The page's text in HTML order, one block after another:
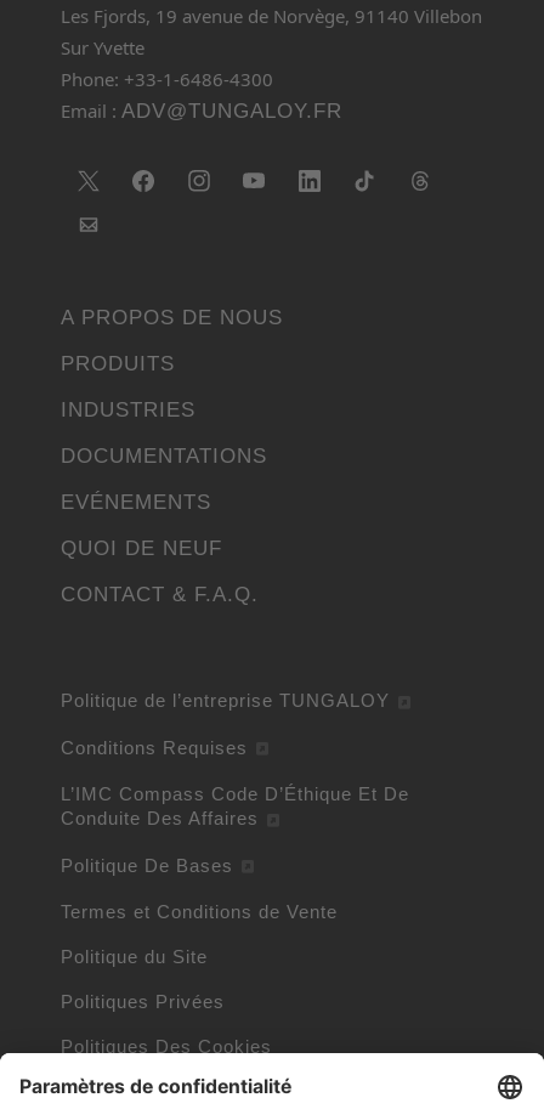
Les Fjords, 19 avenue de Norvège, 91140 Villebon
Sur Yvette
Phone: +33-1-6486-4300
Email : ADV@TUNGALOY.FR
A PROPOS DE NOUS
PRODUITS
INDUSTRIES
DOCUMENTATIONS
EVÉNEMENTS
QUOI DE NEUF
CONTACT & F.A.Q.
Politique de l’entreprise TUNGALOY
Conditions Requises
L’IMC Compass Code D’Éthique Et De
Conduite Des Affaires
Politique De Bases
Termes et Conditions de Vente
Politique du Site
Politiques Privées
Politiques Des Cookies
Informations Cookies